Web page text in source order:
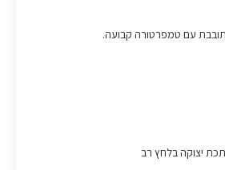
עם טמפרטורה קבועה.
יצוקה בלחץ רב